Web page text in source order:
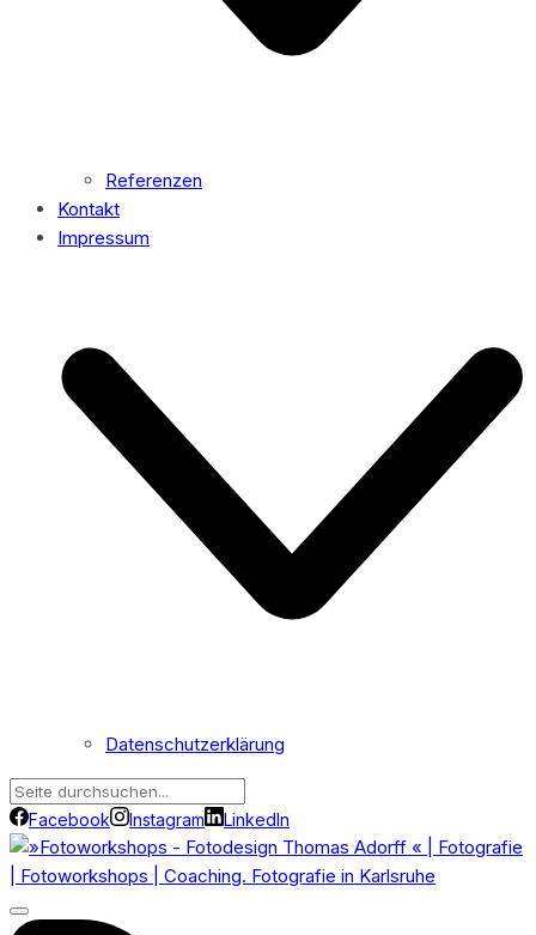
Referenzen
Kontakt
Impressum
Datenschutzerklärung
Facebook Instagram LinkedIn